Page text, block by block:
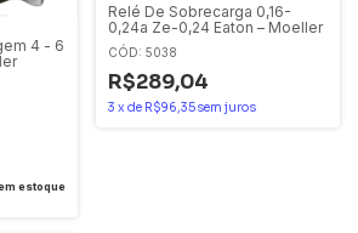
4 - 6
estoque
Relé De Sobrecarga 0,16-
0,24a Ze-0,24 Eaton – Moeller
CÓD: 5038
R$289,04
3 x de R$96,35sem juros